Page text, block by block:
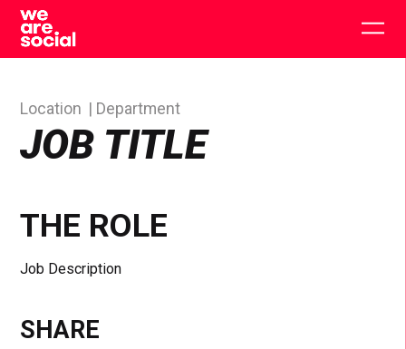
Skip
content
JOB TITLE
Location Department
THE ROLE
Job Description
SHARE